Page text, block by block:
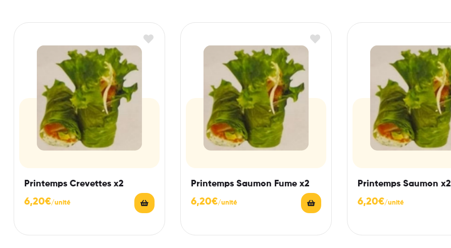
Printemps Crevettes x2
6,20€
Printemps Saumon Fume x2
6,20€
Printemps Saumon x2
6,20€